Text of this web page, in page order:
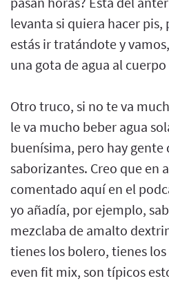
levanta si quiera hacer
estás ir tratándote y
una gota de agua al cuerpo
Otro truco, si no te va
le va mucho beber agua
buenísima, pero hay
saborizantes. Creo que en
comentado aquí en el
yo añadía, por ejemplo,
mezclaba de amalto
tienes los bolero, tienes
even fit mix, son típicos